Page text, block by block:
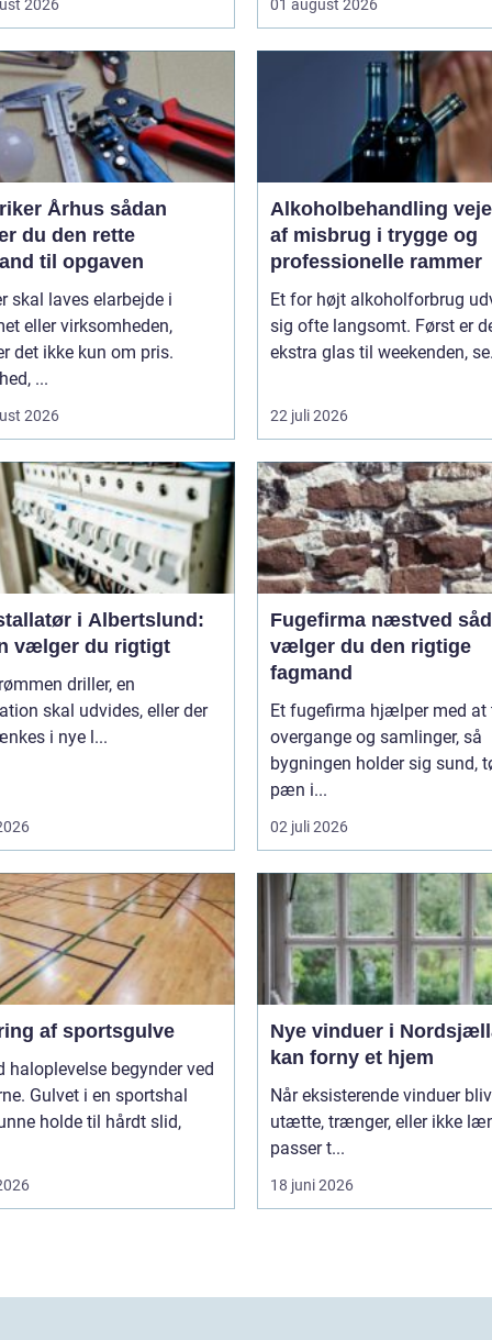
2026 01 august 2026
Århus sådan
du den rette
til opgaven
skal laves elarbejde i
eller virksomheden,
det ikke kun om pris.
...
2026
Alkoholbehandling vejen ud
af misbrug i trygge og
professionelle rammer
Et for højt alkoholforbrug
sig ofte langsomt. Først er
ekstra glas til weekenden,
22 juli 2026
i Albertslund:
vælger du rigtigt
driller, en
skal udvides, eller der
i nye l...
Fugefirma næstved sådan
vælger du den rigtige
fagmand
Et fugefirma hjælper med
overgange og samlinger, så
bygningen holder sig sund,
pæn i...
02 juli 2026
af sportsgulve
haloplevelse begynder ved
Gulvet i en sportshal
holde til hårdt slid,
Nye vinduer i
kan forny et hjem
Når eksisterende vinduer
utætte, trænger, eller ikke
passer t...
18 juni 2026